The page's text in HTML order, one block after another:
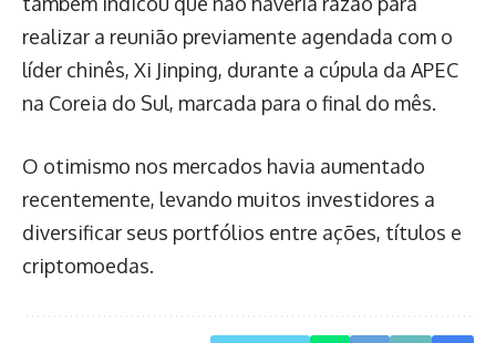
realizar a reunião previamente agendada com o
líder chinês, Xi Jinping, durante a cúpula da APEC
na Coreia do Sul, marcada para o final do mês.
O otimismo nos mercados havia aumentado
recentemente, levando muitos investidores a
diversificar seus portfólios entre ações, títulos e
criptomoedas.